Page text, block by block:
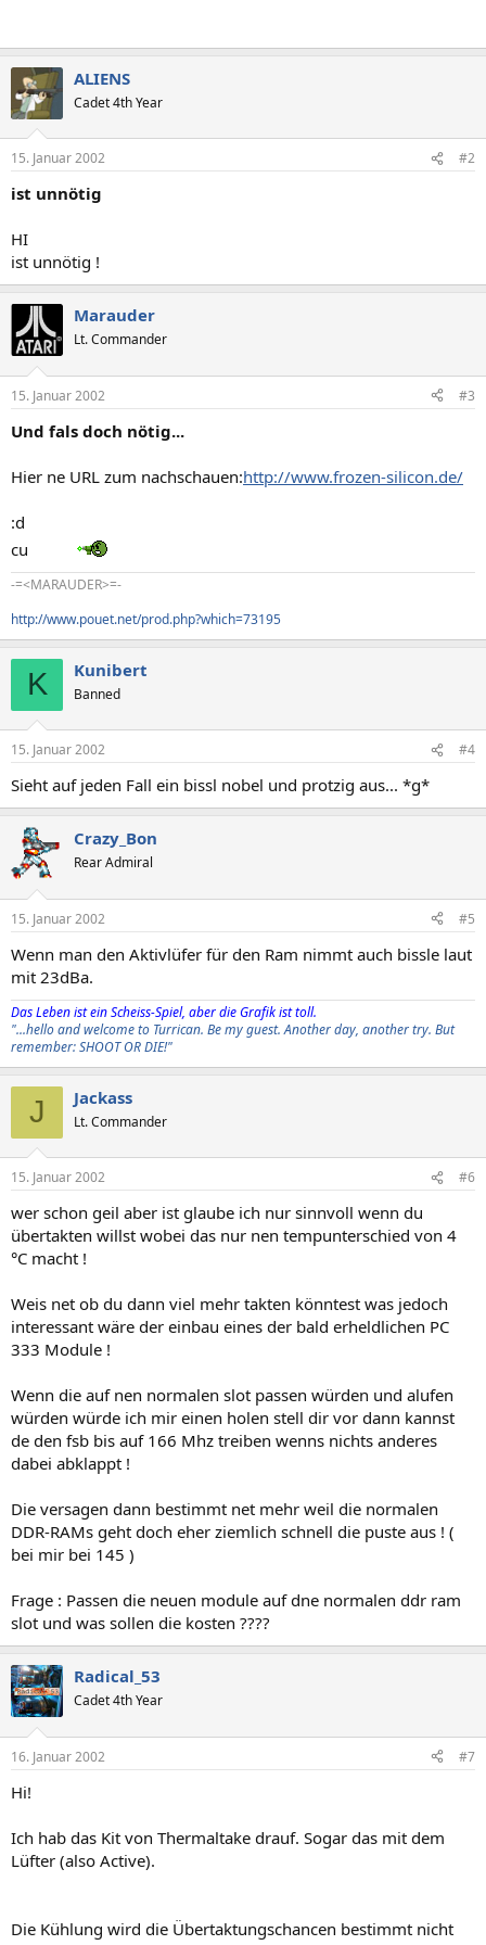
ALIENS
Cadet 4th Year
15. Januar 2002 #2
ist unnötig
HI
ist unnötig !
Marauder
Lt. Commander
15. Januar 2002 #3
Und fals doch nötig...
Hier ne URL zum nachschauen:http://www.frozen-silicon.de/
:d
cu
-=<MARAUDER>=-
http://www.pouet.net/prod.php?which=73195
K Kunibert
Banned
15. Januar 2002 #4
Sieht auf jeden Fall ein bissl nobel und protzig aus... *g*
Crazy_Bon
Rear Admiral
15. Januar 2002 #5
Wenn man den Aktivlüfer für den Ram nimmt auch bissle laut
mit 23dBa.
Das Leben ist ein Scheiss-Spiel, aber die Grafik ist toll.
"...hello and welcome to Turrican. Be my guest. Another day, another try. But
remember: SHOOT OR DIE!"
J Jackass
Lt. Commander
15. Januar 2002 #6
wer schon geil aber ist glaube ich nur sinnvoll wenn du
übertakten willst wobei das nur nen tempunterschied von 4
°C macht !
Weis net ob du dann viel mehr takten könntest was jedoch
interessant wäre der einbau eines der bald erheldlichen PC
333 Module !
Wenn die auf nen normalen slot passen würden und alufen
würden würde ich mir einen holen stell dir vor dann kannst
de den fsb bis auf 166 Mhz treiben wenns nichts anderes
dabei abklappt !
Die versagen dann bestimmt net mehr weil die normalen
DDR-RAMs geht doch eher ziemlich schnell die puste aus ! (
bei mir bei 145 )
Frage : Passen die neuen module auf dne normalen ddr ram
slot und was sollen die kosten ????
Radical_53
Cadet 4th Year
16. Januar 2002 #7
Hi!
Ich hab das Kit von Thermaltake drauf. Sogar das mit dem
Lüfter (also Active).
Die Kühlung wird die Übertaktungschancen bestimmt nicht